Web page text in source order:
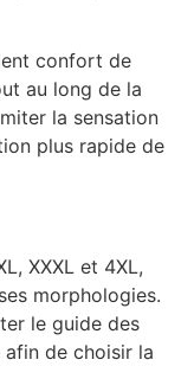
confort de
au long de la
la sensation
plus rapide de
XXXL et 4XL,
morphologies.
le guide des
de choisir la